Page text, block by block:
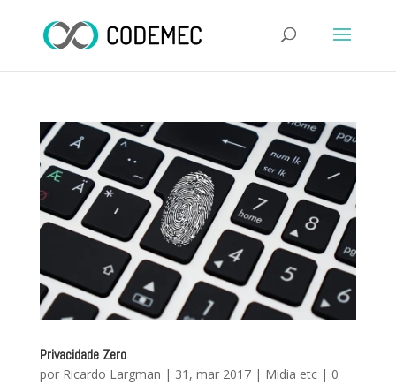
Privacidade Zero
por Ricardo Largman | 31, mar 2017| Midia etc| 0